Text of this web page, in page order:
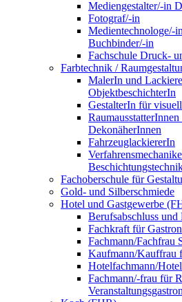
Mediengestalter/-in
Fotograf/-in
Medientechnologe/-
Buchbinder/-in
Fachschule Druck-
Farbtechnik /
MalerIn und
ObjektbeschichterIn
GestalterIn für
DekonäherInnen
FahrzeuglackiererIn
Fachoberschule für
Gold- und Silberschmiede
Hotel und Gastgewerbe
Berufsabschluss
Fachkraft für
Fachmann/Fachfrau
Kaufmann/Kauffrau
Hotelfachmann/
Fachmann/-frau für